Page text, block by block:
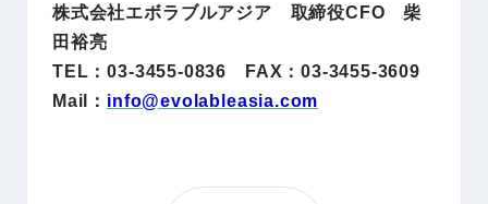
株式会社エボラブルアジア 取締役CFO 柴
田裕亮
TEL：03-3455-0836 FAX：03-3455-3609
Mail： info@evolableasia.com